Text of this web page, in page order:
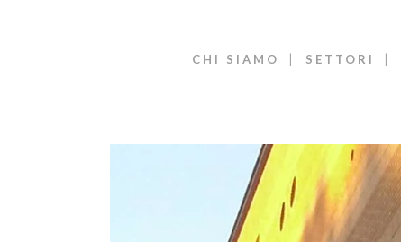
CHI SIAMO SETTORI